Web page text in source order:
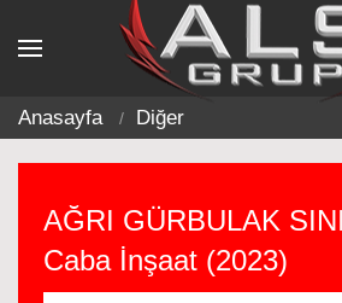
Anasayfa Diğer
AĞRI GÜRBULAK
Caba İnşaat (2023)